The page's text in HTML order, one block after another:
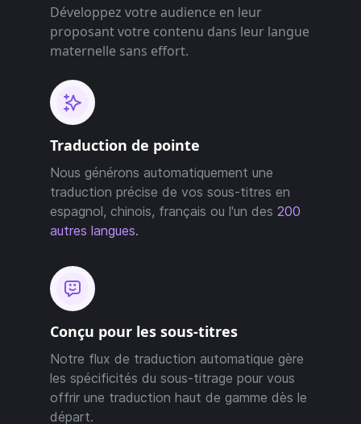
Développez votre audience en leur
proposant votre contenu dans leur langue
maternelle sans effort.
Traduction de pointe
Nous générons automatiquement une
traduction précise de vos sous-titres en
espagnol, chinois, français ou l'un des 200
autres langues.
Conçu pour les sous-titres
Notre flux de traduction automatique gère
les spécificités du sous-titrage pour vous
offrir une traduction haut de gamme dès le
départ.